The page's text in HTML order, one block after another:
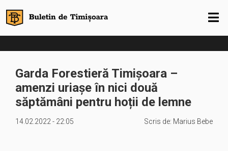
Garda Forestieră Timișoara –
amenzi uriașe în nici două
săptămâni pentru hoții de lemne
14.02.2022 - 22:05 Scris de: Marius Bebe